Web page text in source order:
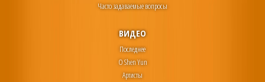
Часто задаваемые вопросы
ВИДЕО
Последнее
О Shen Yun
Артисты